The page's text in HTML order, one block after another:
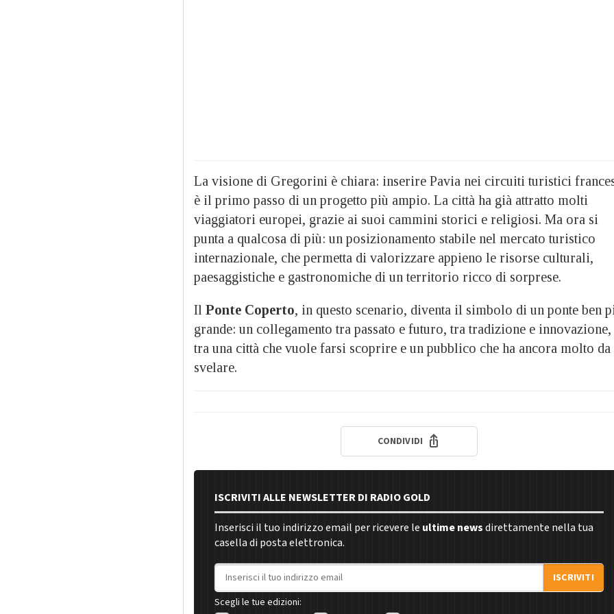
La visione di Gregorini è chiara: inserire Pavia nei circuiti turistici
è il primo passo di un progetto più ampio. La città ha già attratto molti
viaggiatori europei, grazie ai suoi cammini storici e religiosi. Ma ora si
punta a qualcosa di più: un posizionamento stabile nel mercato turistico
internazionale, che permetta di valorizzare appieno le risorse culturali,
paesaggistiche e gastronomiche di un territorio ricco di sorprese.
Il Ponte Coperto, in questo scenario, diventa il simbolo di un ponte ben
grande: un collegamento tra passato e futuro, tra tradizione e innovazione,
tra una città che vuole farsi scoprire e un pubblico che ha ancora molto da
svelare.
CONDIVIDI
ISCRIVITI ALLE NEWSLETTER DI RADIO GOLD
Inserisci il tuo indirizzo email per ricevere le ultime newsdirettamente nella tua
casella di posta elettronica.
Indirizzo email
ISCRIVITI
Scegli le tue edizioni: